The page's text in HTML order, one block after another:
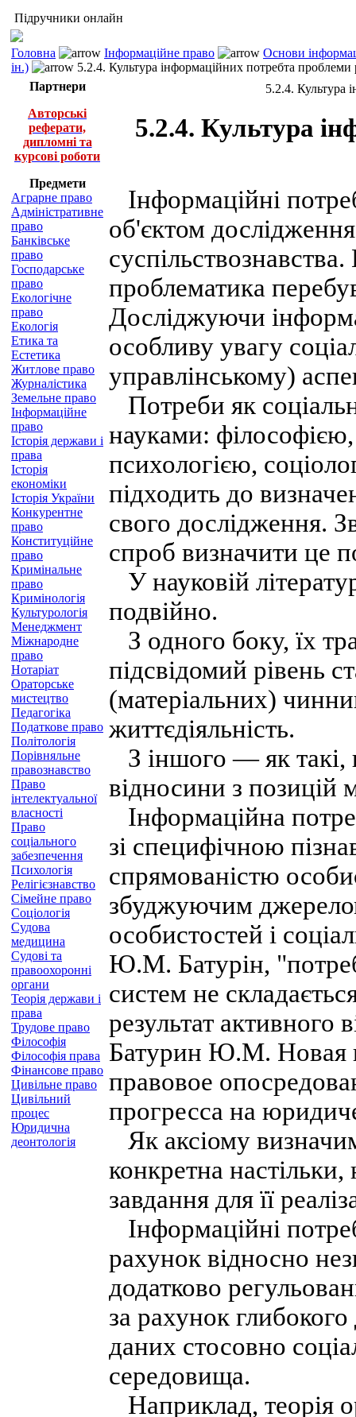
Підручники онлайн
Головна Інформаційне право
Основи
ін.)
5.2.4. Культура інформаційних потребта проблеми
Партнери
Авторські
реферати,
дипломні та
курсові роботи
Предмети
Аграрне право
Адміністративне
право
Банківське
право
Господарське
право
Екологічне
право
Екологія
Етика та
Естетика
Житлове право
Журналістика
Земельне право
Інформаційне
право
Історія держави і
права
Історія
економіки
Історія України
Конкурентне
право
Конституційне
право
Кримінальне
право
Кримінологія
Культурологія
Менеджмент
Міжнародне
право
Нотаріат
Ораторське
мистецтво
Педагогіка
Податкове право
Політологія
Порівняльне
правознавство
Право
інтелектуальної
власності
Право
соціального
забезпечення
Психологія
Релігієзнавство
Сімейне право
Соціологія
Судова
медицина
Судові та
правоохоронні
органи
Теорія держави і
права
Трудове право
Філософія
Філософія права
Фінансове право
Цивільне право
Цивільний
процес
Юридична
деонтологія
5.2.4. Культура
5.2.4. Культура
Інформаційні
об'єктом
проблематика
Досліджуючи
особливу увагу
управлінському)
Потреби як
науками:
психологією,
підходить до
свого дослідження.
спроб визначити це
У науковій
подвійно.
З одного боку, їх
підсвідомий рівень
(матеріальних)
життєдіяльність.
З іншого — як такі,
відносини з позицій
Інформаційна
зі специфічною
спрямованістю
збуджуючим
особистостей і
Ю.М. Батурін,
систем не
результат активного
Батурин Ю.М. Новая
правовое
прогресса на
Як аксіому
конкретна
завдання для її
Інформаційні
рахунок відносно
додатково
за рахунок
даних стосовно
середовища.
Наприклад, теорія